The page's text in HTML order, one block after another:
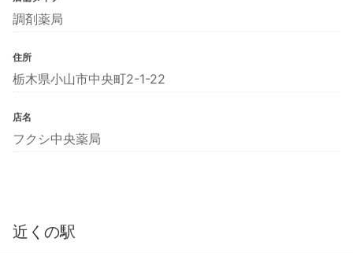
調剤薬局
住所
栃木県小山市中央町2-1-22
店名
フクシ中央薬局
近くの駅